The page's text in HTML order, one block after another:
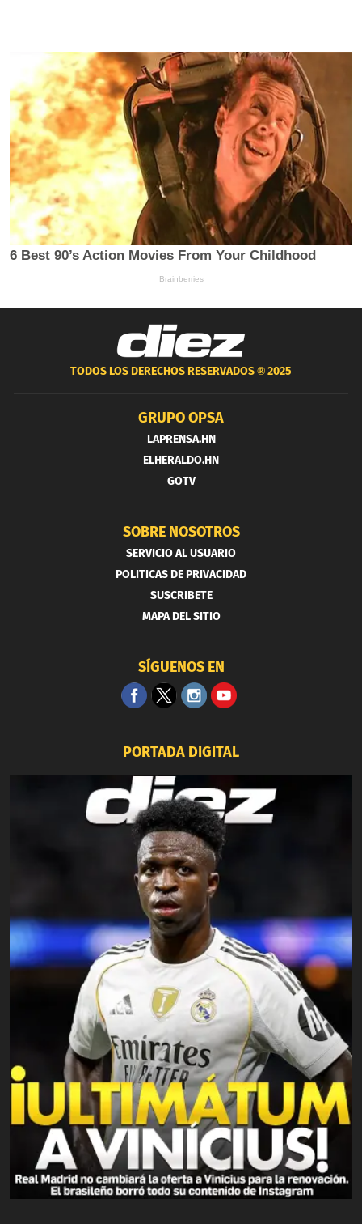
TODOS LOS DERECHOS RESERVADOS ®2025
GRUPO OPSA
LAPRENSA.HN
ELHERALDO.HN
GOTV
SOBRE NOSOTROS
SERVICIO AL USUARIO
POLITICAS DE PRIVACIDAD
SUSCRIBETE
MAPA DEL SITIO
SÍGUENOS EN
PORTADA DIGITAL